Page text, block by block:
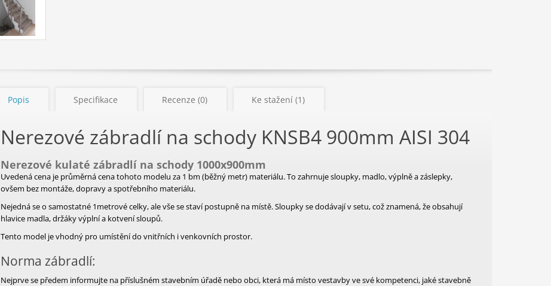
Popis Specifikace Recenze (0) Ke stažení (1)
Nerezové zábradlí na schody KNSB4 900mm AISI 304
Nerezové kulaté zábradlí na schody 1000x900mm
Uvedená cena je průměrná cena tohoto modelu za 1 bm (běžný metr) materiálu. To zahrnuje sloupky, madlo, výplně a záslepky,
ovšem bez montáže, dopravy a spotřebního materiálu.
Nejedná se o samostatné 1metrové celky, ale vše se staví postupně na místě. Sloupky se dodávají v setu, což znamená, že obsahují
hlavice madla, držáky výplní a kotvení sloupů.
Tento model je vhodný pro umístění do vnitřních i venkovních prostor.
Norma zábradlí:
Nejprve se předem informujte na příslušném stavebním úřadě nebo obci, která má místo vestavby ve své kompetenci, jaké stavebně